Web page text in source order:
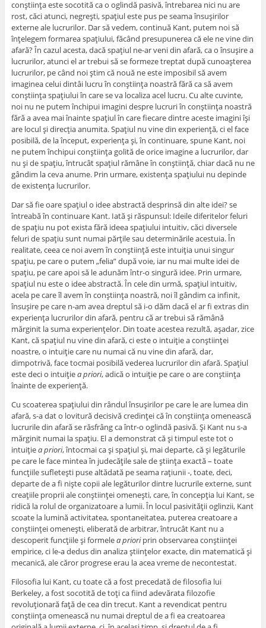
conştiinţa este socotită ca o oglindă pasivă, întrebarea nici nu are
rost, căci atunci, negreşti, spaţiul este pus pe seama însuşirilor
externe ale lucrurilor. Dar să vedem, continuă Kant, putem noi să
înţelegem formarea spaţiului, făcând presupunerea că ele ne vine din
afară? În cazul acesta, dacă spaţiul ne-ar veni din afară, ca o însuşire a
lucrurilor, atunci el ar trebui să se formeze treptat după cunoaşterea
lucrurilor, pe când noi ştim că nouă ne este imposibil să avem
imaginea celui dintâi lucru în conştiinţa noastră fără ca să avem
conştiinţa spaţiului în care se va localiza acel lucru. Cu alte cuvinte,
noi nu ne putem închipui imagini despre lucruri în conştiinţa noastră
fără a avea mai înainte spaţiul în care fiecare dintre aceste imagini îşi
are locul şi direcţia anumita. Spaţiul nu vine din experienţă, ci el face
posibilă, de la început, experienţa şi, în continuare, spune Kant, noi
ne putem închipui conştiinţa golită de orice imagine a lucrurilor, dar
nu şi de spaţiu, întrucât spaţiul rămâne în conştiinţă, chiar dacă nu ne
gândim la ceva anume. Prin urmare, existenţa spaţiului nu depinde
de existenţa lucrurilor.
Dar să fie oare spaţiul o idee abstractă desprinsă din alte idei? se
întreabă în continuare Kant. Iată şi răspunsul: Ideile diferitelor feluri
de spaţiu nu pot exista fără ideea spaţiului intuitiv, căci diversele
feluri de spaţiu sunt numai părţile sau determinările acestuia. În
realitate, ceea ce noi avem în conştiinţă este intuiţia unui singur
spaţiu, pe care o putem „felia” după voie, iar nu mai multe idei de
spaţiu, pe care apoi să le adunăm într-o singură idee. Prin urmare,
spaţiul nu este o idee abstractă. În cele din urmă, spaţiul intuitiv,
acela pe care îl avem în conştiinţa noastră, noi îl gândim ca infinit,
însuşire pe care n-am avea dreptul să i-o dăm dacă el ar fi extras din
experienţa lucrurilor din afară, pentru că ar trebui să rămână
mărginit la suma experienţelor. Din toate acestea rezultă, aşadar, zice
Kant, că spaţiul nu vine din afară, ci este o intuiţie a conştiinţei
noastre, o intuiţie care nu numai că nu vine din afară, dar,
dimpotrivă, face tocmai posibilă vederea lucrurilor din afară. Spaţiul
este deci o intuiţiea priori, adică o intuiţie pe care o are conştiinţa
înainte de experienţă.
Cu scoaterea spaţiului din rândul însuşirilor pe care le are lumea din
afară, s-a dat o lovitură decisivă credinţei că în conştiinţa omenească
lucrurile din afară se răsfrâng ca într-o oglindă pasivă. Şi Kant nu s-a
mărginit numai la spaţiu. El a demonstrat că şi timpul este tot o
intuiţiea priori, întocmai ca şi spaţiul şi, mai departe, că şi legăturile
pe care le face mintea în judecăţile sale de ştiinţa exactă – toate
funcţiile sufleteşti puse altădată pe seama raţiunii -, toate, deci,
departe de a fi nişte copii ale legăturilor dintre lucrurile externe, sunt
creaţiile proprii ale conştiinţei omeneşti, care, în concepţia lui Kant, se
ridică la rolul de organizatoare a lumii. În locul pasivităţii oglinzii, Kant
scoate la lumină activitatea, spontaneitatea, puterea creatoare a
conştiinţei omeneşti, eliberată de arbitrar, întrucât Kant nu a
descoperit funcţiile şi formelea prioriprin observarea conştiinţei
empirice, ci le-a dedus din analiza ştiinţelor exacte, din matematică şi
mecanică, ale căror progrese erau la acea vreme de necontestat.
Filosofia lui Kant, cu toate că a fost precedată de filosofia lui
Berkeley, a fost socotită de toţi ca fiind adevărata filozofie
revoluţionară faţă de cea din trecut. Kant a revendicat pentru
conştiinţa omenească nu numai dreptul de a fi ea creatoarea